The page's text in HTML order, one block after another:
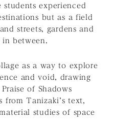
experienced
but as a field
streets, gardens and
in between.
as a way to explore
and void, drawing
of Shadows
from Tanizaki’s text,
studies of space